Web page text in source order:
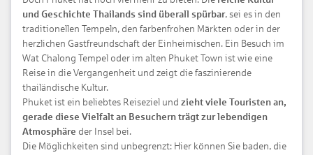
und Geschichte Thailands sind überall spürbar, sei es in den
traditionellen Tempeln, den farbenfrohen Märkten oder in der
herzlichen Gastfreundschaft der Einheimischen. Ein Besuch im
Wat Chalong Tempel oder im alten Phuket Town ist wie eine
Reise in die Vergangenheit und zeigt die faszinierende
thailändische Kultur.
Phuket ist ein beliebtes Reiseziel und zieht viele Touristen an,
gerade diese Vielfalt an Besuchern trägt zur lebendigen
Atmosphäre der Insel bei.
Die Möglichkeiten sind unbegrenzt: Hier können Sie baden, die